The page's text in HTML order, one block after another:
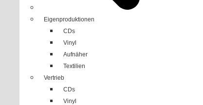
Eigenproduktionen
CDs
Vinyl
Aufnäher
Textilien
Vertrieb
CDs
Vinyl